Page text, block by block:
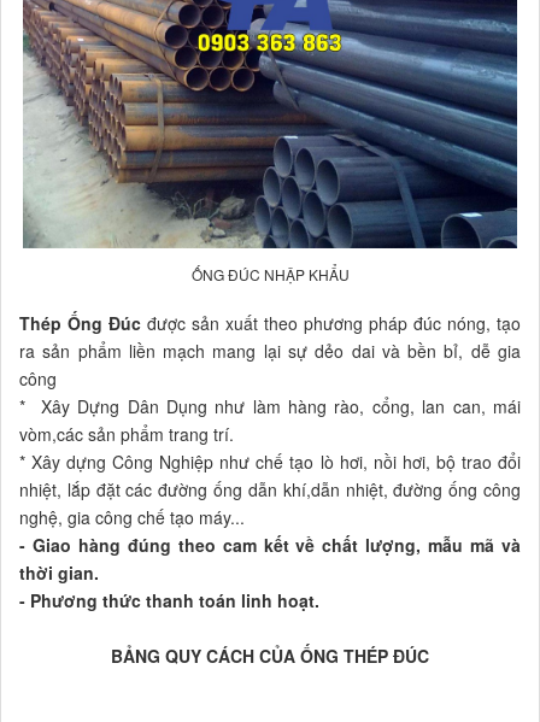
ỐNG ĐÚC NHẬP KHẨU
Thép Ống Đúc được sản xuất theo phương pháp đúc nóng, tạo
ra sản phẩm liền mạch mang lại sự dẻo dai và bền bỉ, dễ gia
công
* Xây Dựng Dân Dụng như làm hàng rào, cổng, lan can, mái
vòm,các sản phẩm trang trí.
* Xây dựng Công Nghiệp như chế tạo lò hơi, nồi hơi, bộ trao đổi
nhiệt, lắp đặt các đường ống dẫn khí,dẫn nhiệt, đường ống công
nghệ, gia công chế tạo máy...
- Giao hàng đúng theo cam kết về chất lượng, mẫu mã và
thời gian.
- Phương thức thanh toán linh hoạt.
BẢNG QUY CÁCH CỦA ỐNG THÉP ĐÚC